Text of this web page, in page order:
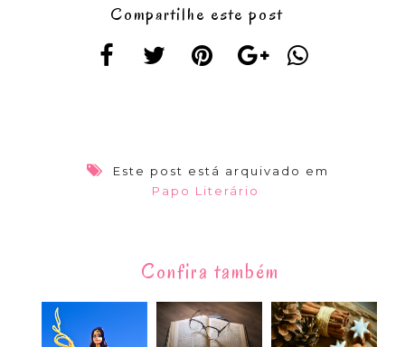
Compartilhe este post
Este post está arquivado em
Papo Literário
Confira também